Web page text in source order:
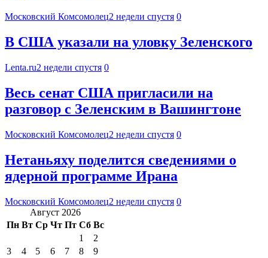
Московский Комсомолец2 недели спустя 0
В США указали на уловку Зеленского
Lenta.ru2 недели спустя 0
Весь сенат США пригласили на
разговор с Зеленским в Вашингтоне
Московский Комсомолец2 недели спустя 0
Нетаньяху поделится сведениями о
ядерной программе Ирана
Московский Комсомолец2 недели спустя 0
Август 2026
Пн Вт Ср Чт Пт Сб Вс
1
2
3
4 5 6 7 8
9